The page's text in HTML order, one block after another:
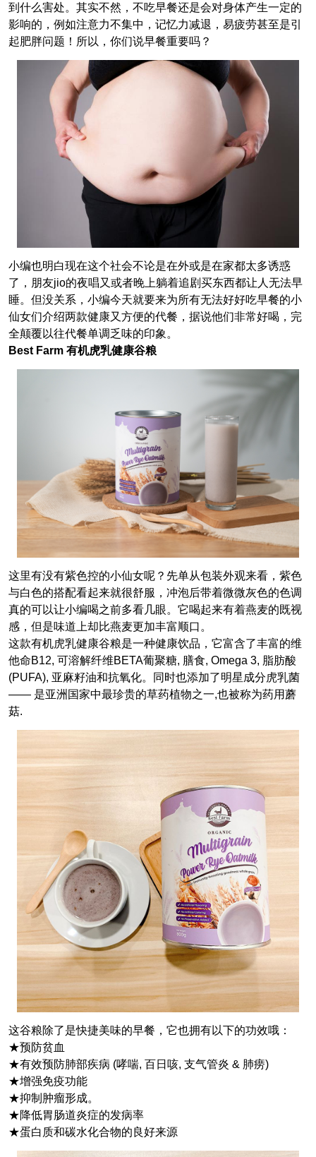
到什么害处。其实不然，不吃早餐还是会对身体产生一定的
影响的，例如注意力不集中，记忆力减退，易疲劳甚至是引
起肥胖问题！所以，你们说早餐重要吗？
小编也明白现在这个社会不论是在外或是在家都太多诱惑
了，朋友jio的夜唱又或者晚上躺着追剧买东西都让人无法早
睡。但没关系，小编今天就要来为所有无法好好吃早餐的小
仙女们介绍两款健康又方便的代餐，据说他们非常好喝，完
全颠覆以往代餐单调乏味的印象。
Best Farm 有机虎乳健康谷粮
这里有没有紫色控的小仙女呢？先单从包装外观来看，紫色
与白色的搭配看起来就很舒服，冲泡后带着微微灰色的色调
真的可以让小编喝之前多看几眼。它喝起来有着燕麦的既视
感，但是味道上却比燕麦更加丰富顺口。
这款有机虎乳健康谷粮是一种健康饮品，它富含了丰富的维
他命B12, 可溶解纤维BETA葡聚糖, 膳食, Omega 3, 脂肪酸
(PUFA), 亚麻籽油和抗氧化。同时也添加了明星成分虎乳菌
—— 是亚洲国家中最珍贵的草药植物之一,也被称为药用蘑
菇.
这谷粮除了是快捷美味的早餐，它也拥有以下的功效哦：
★预防贫血
★有效预防肺部疾病 (哮喘, 百日咳, 支气管炎 & 肺痨)
★增强免疫功能
★抑制肿瘤形成。
★降低胃肠道炎症的发病率
★蛋白质和碳水化合物的良好来源